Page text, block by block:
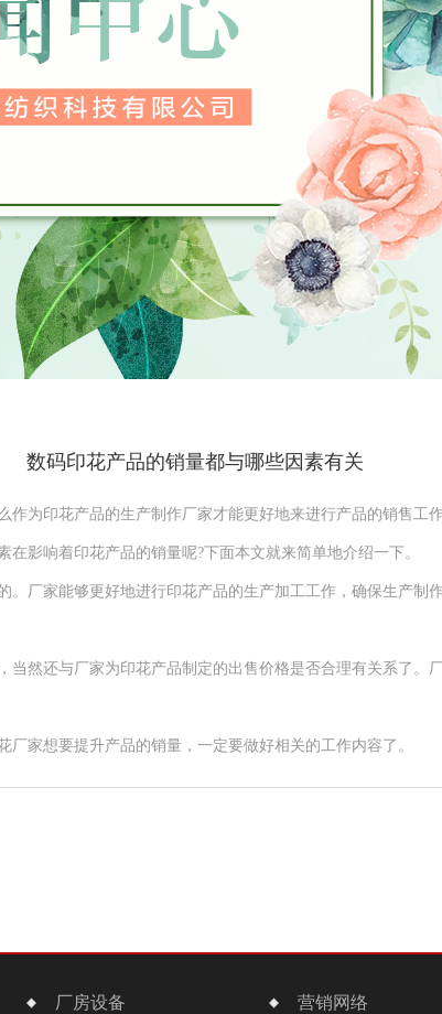
数码印花产品的销量都与哪些因素有关
印花产品的生产制作厂家才能更好地来进行产品的销售工
影响着印花产品的销量呢?下面本文就来简单地介绍一下。
家能够更好地进行印花产品的生产加工工作，确保生产制
还与厂家为印花产品制定的出售价格是否合理有关系了。
家想要提升产品的销量，一定要做好相关的工作内容了。
厂房设备 营销网络